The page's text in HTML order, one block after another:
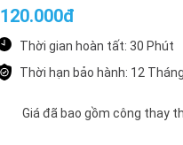
120.000đ
Thời gian hoàn tất: 30 Phút
Thời hạn bảo hành: 12 Tháng
Giá đã bao gồm công thay